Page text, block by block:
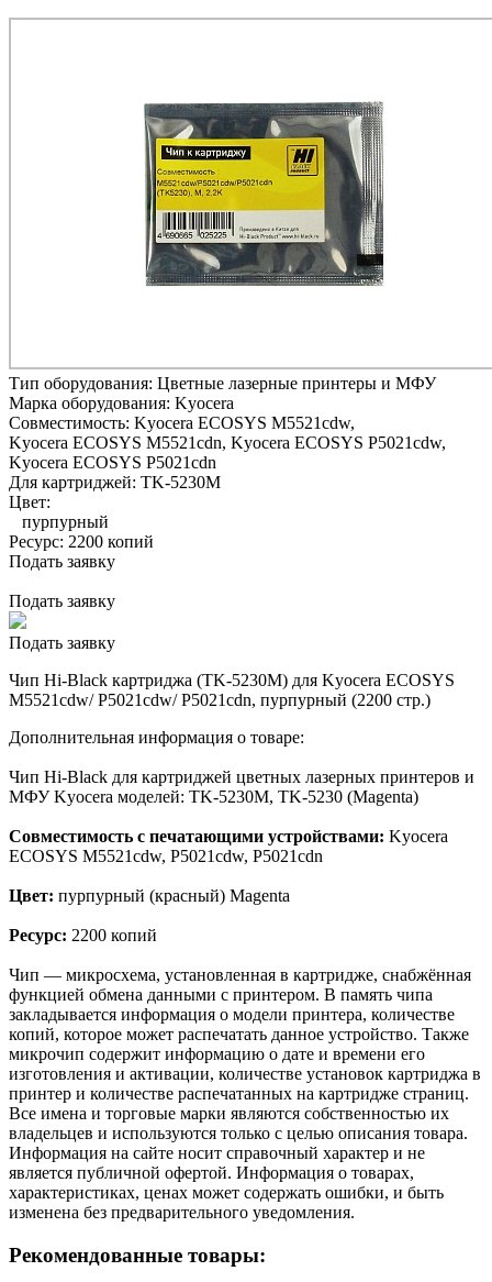
Тип оборудования: Цветные лазерные принтеры и МФУ
Марка оборудования: Kyocera
Совместимость: Kyocera ECOSYS M5521cdw,
Kyocera ECOSYS M5521cdn, Kyocera ECOSYS P5021cdw,
Kyocera ECOSYS P5021cdn
Для картриджей: TK-5230M
Цвет:
пурпурный
Ресурс: 2200 копий
Подать заявку
Подать заявку
Подать заявку
Чип Hi-Black картриджа (TK-5230M) для Kyocera ECOSYS
M5521cdw/ P5021cdw/ P5021cdn, пурпурный (2200 стр.)
Дополнительная информация о товаре:
Чип Hi-Black для картриджей цветных лазерных принтеров и
МФУ Kyocera моделей: TK-5230M, TK-5230 (Magenta)
Совместимость с печатающими устройствами: Kyocera
ECOSYS M5521cdw, P5021cdw, P5021cdn
Цвет: пурпурный (красный) Magenta
Ресурс: 2200 копий
Чип — микросхема, установленная в картридже, снабжённая
функцией обмена данными с принтером. В память чипа
закладывается информация о модели принтера, количестве
копий, которое может распечатать данное устройство. Также
микрочип содержит информацию о дате и времени его
изготовления и активации, количестве установок картриджа в
принтер и количестве распечатанных на картридже страниц.
Все имена и торговые марки являются собственностью их
владельцев и используются только с целью описания товара.
Информация на сайте носит справочный характер и не
является публичной офертой. Информация о товарах,
характеристиках, ценах может содержать ошибки, и быть
изменена без предварительного уведомления.
Рекомендованные товары: